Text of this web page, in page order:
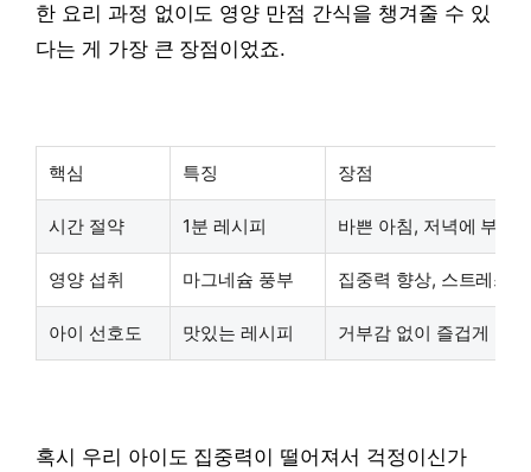
한 요리 과정 없이도 영양 만점 간식을 챙겨줄 수 있
다는 게 가장 큰 장점이었죠.
핵심 특징 장점
시간 절약 1분 레시피 바쁜 아침, 저녁에 부담
영양 섭취 마그네슘 풍부 집중력 향상, 스트레스
아이 선호도 맛있는 레시피 거부감 없이 즐겁게
혹시 우리 아이도 집중력이 떨어져서 걱정이신가